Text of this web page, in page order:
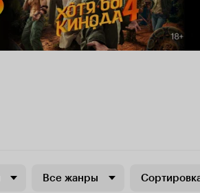
Все жанры